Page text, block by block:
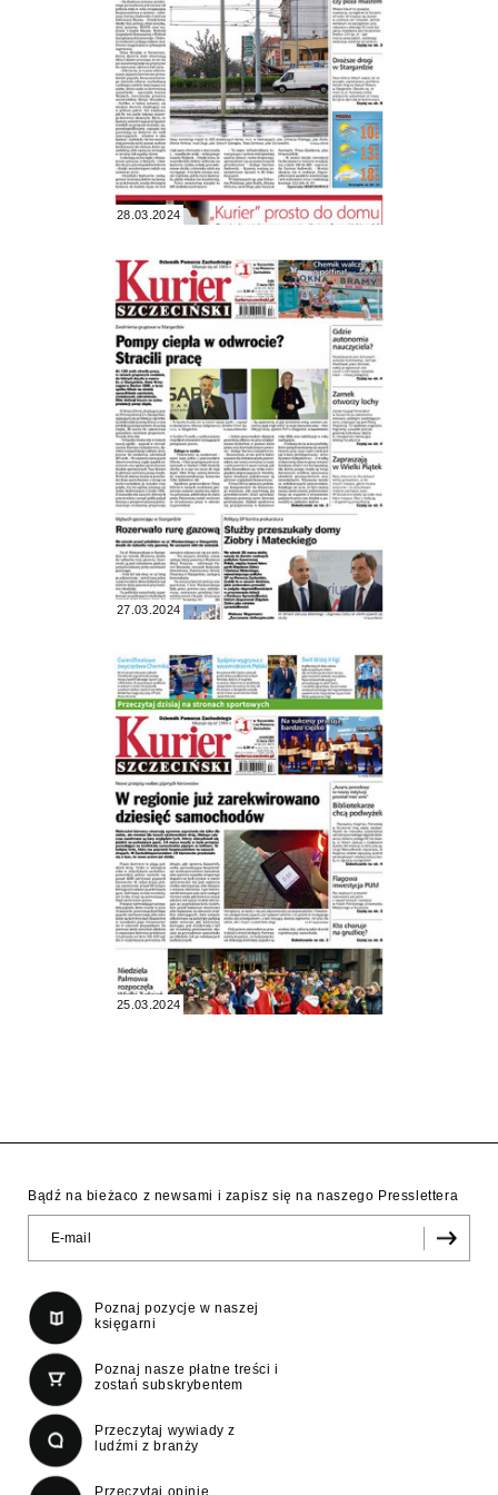
28.03.2024
27.03.2024
25.03.2024
Bądź na bieżaco z newsami i zapisz się na naszego Presslettera
Poznaj pozycje w naszej
księgarni
Poznaj nasze płatne treści i
zostań subskrybentem
Przeczytaj wywiady z
ludźmi z branży